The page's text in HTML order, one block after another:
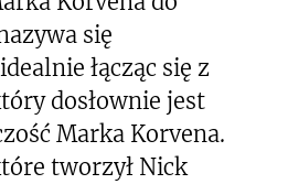
się
łącząc się z
dosłownie jest
Marka Korvena.
tworzył Nick